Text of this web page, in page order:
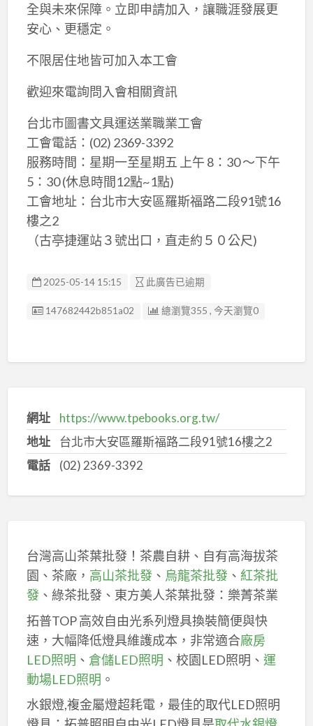
全與未來保障。立即申請加入，讓職涯發展更
安心、更穩定。
不限居住地皆可加入本工會
歡迎來電詢問入會相關資訊
台北市圖書文具運送業職業工會
工會電話：(02) 2369-3392
服務時間：星期一至星期五 上午 8：30 ～下午
5：30 (休息時間12點~1點)
工會地址：台北市大安區羅斯福路二段91號16
樓之2
（古亭捷運站３號出口，直走約５０公尺)
2025-05-14 15:15 此廣告已逾期
廣告编號
147682442b851a02 總瀏覽355 , 今天瀏覽0
網址
https://www.tpebooks.org.tw/
地址
台北市大安區羅斯福路二段91號16樓之2
電話
(02) 2369-3392
台灣高山茶葉批發！茶農自耕、自有高海拔茶
園、茶廠， 高山茶批發、 烏龍茶批發、 紅茶批
發、綠茶批發、東方美人茶葉批發：樂菁茶業
拓普TOP 高效自由光系列燈具換裝簡便與快
速，大幅降低燈具維護成本，非常適合廠房
LED照明 、 倉儲LED照明 、校園LED照明、 運
動場LED照明 。
水銀燈,複金屬燈超耗電，最佳的取代LED照明